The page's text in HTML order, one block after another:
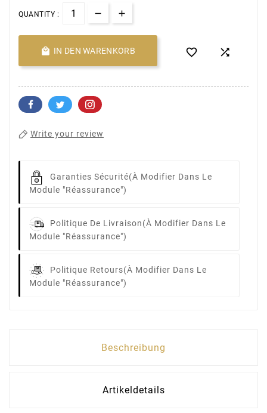
QUANTITY :
 IN DEN WARENKORB  
Write your review
Garanties Sécurité(à Modifier Dans Le
Module "Réassurance")
Politique De Livraison(à Modifier Dans Le
Module "Réassurance")
Politique Retours(à Modifier Dans Le
Module "Réassurance")
Beschreibung
Artikeldetails